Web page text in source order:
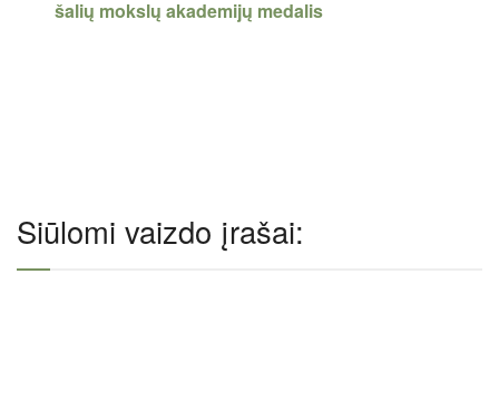
šalių mokslų akademijų medalis
Siūlomi vaizdo įrašai: